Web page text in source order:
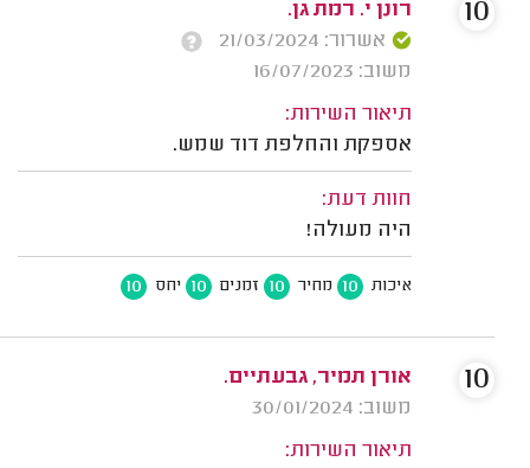
רונן י. רמת גן.
אשרור: 21/03/2024
משוב: 16/07/2023
תיאור השירות:
אספקת והחלפת דוד שמש.
חוות דעת:
היה מעולה!
איכות 10 מחיר 10 זמנים 10 יחס 10
10
אורן תמיר, גבעתיים.
משוב: 30/01/2024
תיאור השירות:
10